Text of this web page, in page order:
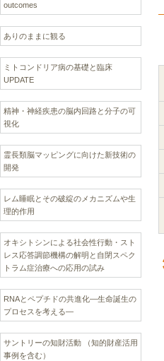
outcomes
ありのままに観る
ミトコンドリア病の基礎と臨床
UPDATE
精神・神経疾患の脳内回路と分子の可
視化
霊長類脳マッピングに向けた新技術の
開発
レム睡眠とその破綻のメカニズムや生
理的作用
オキシトシンによる社会性行動・スト
レス応答調節機構の解明と自閉スペク
トラム症治療への応用の試み
RNAとペプチドの共進化—生命誕生の
プロセスを考える―
サントリーの知財活動 （知的財産活用
事例を含む）